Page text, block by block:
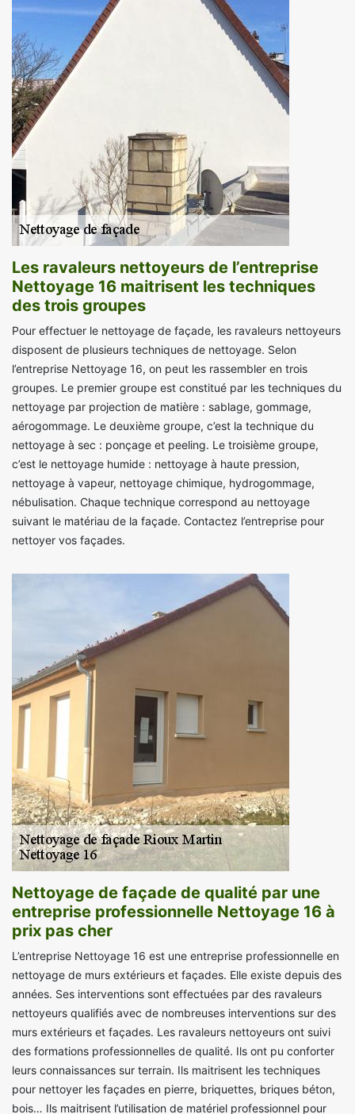
Les ravaleurs nettoyeurs de l’entreprise
Nettoyage 16 maitrisent les techniques
des trois groupes
Pour effectuer le nettoyage de façade, les ravaleurs nettoyeurs
disposent de plusieurs techniques de nettoyage. Selon
l’entreprise Nettoyage 16, on peut les rassembler en trois
groupes. Le premier groupe est constitué par les techniques du
nettoyage par projection de matière : sablage, gommage,
aérogommage. Le deuxième groupe, c’est la technique du
nettoyage à sec : ponçage et peeling. Le troisième groupe,
c’est le nettoyage humide : nettoyage à haute pression,
nettoyage à vapeur, nettoyage chimique, hydrogommage,
nébulisation. Chaque technique correspond au nettoyage
suivant le matériau de la façade. Contactez l’entreprise pour
nettoyer vos façades.
Nettoyage de façade de qualité par une
entreprise professionnelle Nettoyage 16 à
prix pas cher
L’entreprise Nettoyage 16 est une entreprise professionnelle en
nettoyage de murs extérieurs et façades. Elle existe depuis des
années. Ses interventions sont effectuées par des ravaleurs
nettoyeurs qualifiés avec de nombreuses interventions sur des
murs extérieurs et façades. Les ravaleurs nettoyeurs ont suivi
des formations professionnelles de qualité. Ils ont pu conforter
leurs connaissances sur terrain. Ils maitrisent les techniques
pour nettoyer les façades en pierre, briquettes, briques béton,
bois… Ils maitrisent l’utilisation de matériel professionnel pour